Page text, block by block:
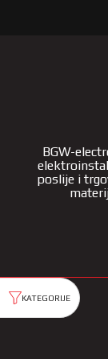
BGW-
poslije i